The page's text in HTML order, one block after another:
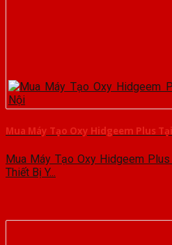
Mua Máy Tạo Oxy Hidgeem Plus
Mua Máy Tạo Oxy Hidgeem
Thiết Bị Y...